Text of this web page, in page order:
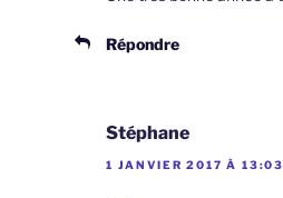
Répondre
Stéphane
1 JANVIER 2017 À 13:03